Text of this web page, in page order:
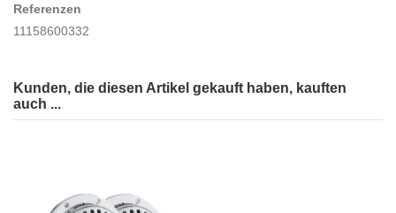
Referenzen
11158600332
Kunden, die diesen Artikel gekauft haben, kauften
auch ...